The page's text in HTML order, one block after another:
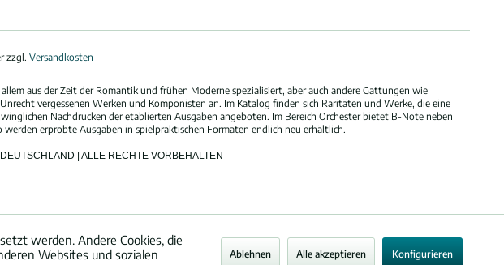
zzgl. Versandkosten
aus der Zeit der Romantik und frühen Moderne spezialisiert, aber auch andere Gattungen wie
vergessenen Werken und Komponisten an. Im Katalog finden sich Raritäten und Werke, die eine
Nachdrucken der etablierten Ausgaben angeboten. Im Bereich Orchester bietet B-Note neben
erprobte Ausgaben in spielpraktischen Formaten endlich neu erhältlich.
| ALLE RECHTE VORBEHALTEN
werden. Andere Cookies, die
Websites und sozialen
Ablehnen Alle akzeptieren Konfigurieren